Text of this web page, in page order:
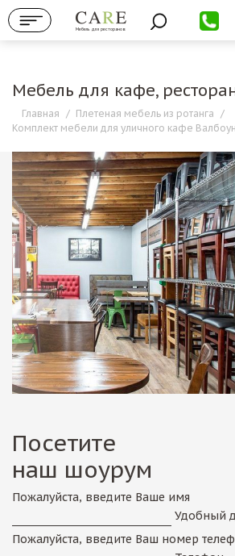
Мебель для ресторанов
Мебель для кафе,
Главная / Плетеная мебель из ротанга /
Комплект мебели для уличного кафе Валбоун
Посетите
наш шоурум
Пожалуйста, введите Ваше имя
Удобный
Пожалуйста, введите Ваш номер